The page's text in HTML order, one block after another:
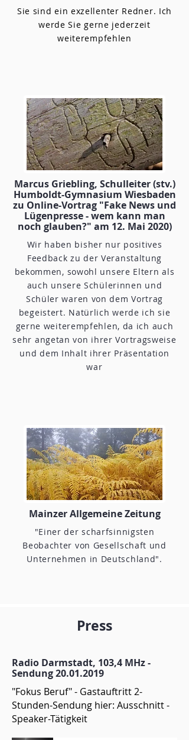
Sie sind ein exzellenter Redner. Ich
werde Sie gerne jederzeit
weiterempfehlen
Marcus Griebling, Schulleiter (stv.)
Humboldt-Gymnasium Wiesbaden
zu Online-Vortrag "Fake News und
Lügenpresse - wem kann man
noch glauben?" am 12. Mai 2020)
Wir haben bisher nur positives
Feedback zu der Veranstaltung
bekommen, sowohl unsere Eltern als
auch unsere Schülerinnen und
Schüler waren von dem Vortrag
begeistert. Natürlich werde ich sie
gerne weiterempfehlen, da ich auch
sehr angetan von ihrer Vortragsweise
und dem Inhalt ihrer Präsentation
war
Mainzer Allgemeine Zeitung
"Einer der scharfsinnigsten
Beobachter von Gesellschaft und
Unternehmen in Deutschland".
Press
Radio Darmstadt, 103,4 MHz -
Sendung20.01.2019
"Fokus Beruf" - Gastauftritt 2-
Stunden-Sendung hier: Ausschnitt -
Speaker-Tätigkeit